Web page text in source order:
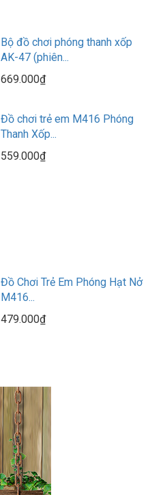
Bộ đồ chơi phóng thanh xốp
AK-47 (phiên...
669.000₫
Đồ chơi trẻ em M416 Phóng
Thanh Xốp...
559.000₫
Đồ Chơi Trẻ Em Phóng Hạt Nở
M416...
479.000₫